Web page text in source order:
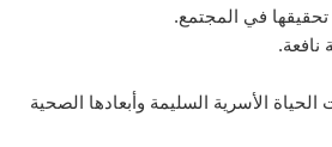
تحقيقها في المجتمع.
نافعة.
الأسرية السليمة وأبعادها الصحية